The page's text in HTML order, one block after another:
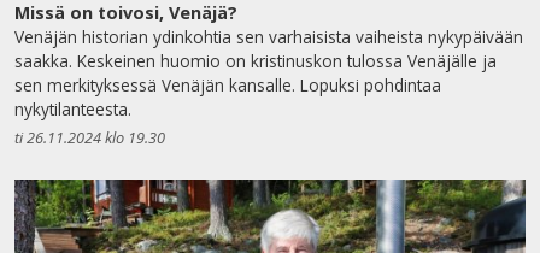
Missä on toivosi, Venäjä?
Venäjän historian ydinkohtia sen varhaisista vaiheista nykypäivään
saakka. Keskeinen huomio on kristinuskon tulossa Venäjälle ja
sen merkityksessä Venäjän kansalle. Lopuksi pohdintaa
nykytilanteesta.
ti 26.11.2024 klo 19.30